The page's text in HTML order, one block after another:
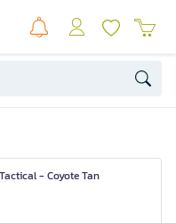
- Coyote Tan